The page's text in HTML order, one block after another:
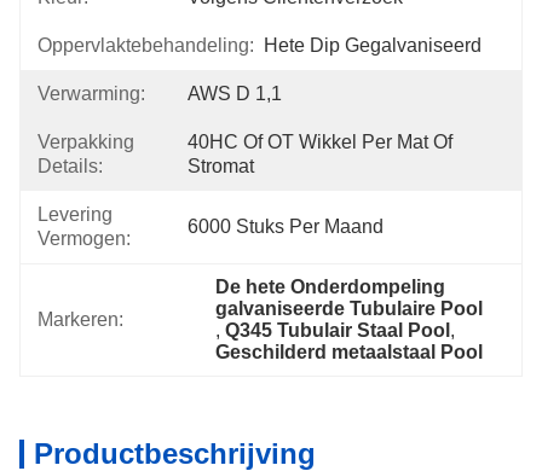
Oppervlaktebehandeling: Hete Dip Gegalvaniseerd
Verwarming: AWS D 1,1
Verpakking
Details:
40HC Of OT Wikkel Per Mat Of
Stromat
Levering
Vermogen:
6000 Stuks Per Maand
Markeren:
De hete Onderdompeling
galvaniseerde Tubulaire Pool
, Q345 Tubulair Staal Pool ,
Geschilderd metaalstaal Pool
Productbeschrijving